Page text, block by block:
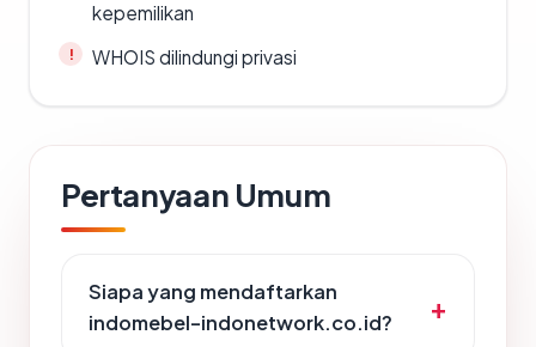
kepemilikan
WHOIS dilindungi privasi
Pertanyaan Umum
Siapa yang mendaftarkan
indomebel-indonetwork.co.id?